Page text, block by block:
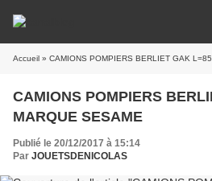
Accueil » CAMIONS POMPIERS BERLIET GAK
CAMIONS POMPIERS
MARQUE SESAME
Publié le 20/12/2017 à 15:14
Par JOUETSDENICOLAS